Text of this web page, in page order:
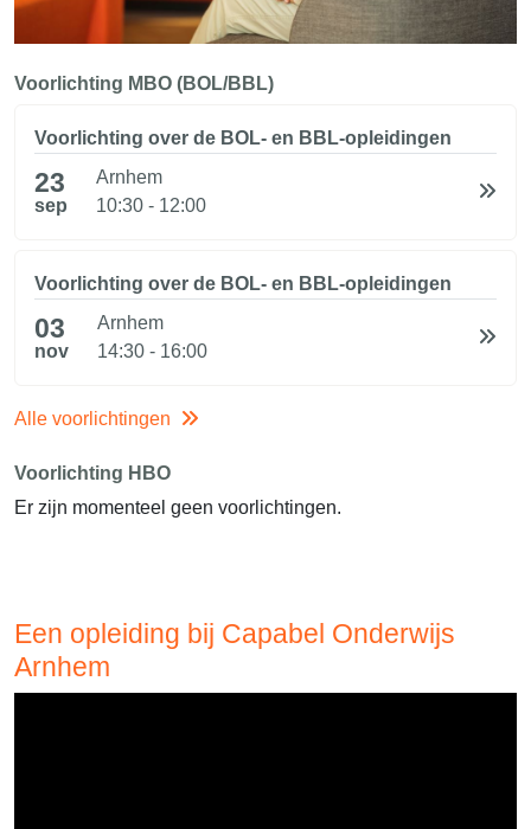
Voorlichting MBO (BOL/BBL)
Voorlichting over de BOL- en BBL-opleidingen
23
sep
Arnhem
10:30 - 12:00
Voorlichting over de BOL- en BBL-opleidingen
03
nov
Arnhem
14:30 - 16:00
Alle voorlichtingen
Voorlichting HBO
Er zijn momenteel geen voorlichtingen.
Een opleiding bij Capabel Onderwijs
Arnhem